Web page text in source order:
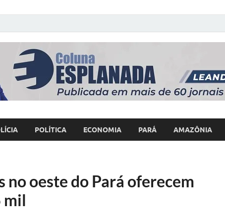
Poder
POLÍTICA ECONOMIA PARÁ AMAZÔNIA
no oeste do Pará oferecem
mil